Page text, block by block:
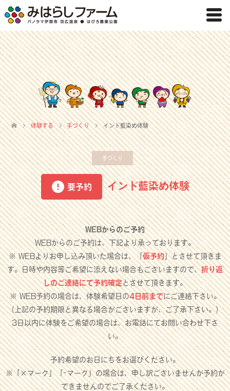
体験する 手づくり インド藍染め体験
手づくり
要予約 インド藍染め体験
WEBからのご予約
WEBからのご予約は、下記より承っております。
※ WEBよりお申し込み頂いた場合は、「仮予約」とさせて頂きま
す。日時や内容等ご希望に添えない場合もございますので、折り返
しのご連絡にて予約確定とさせて頂きます。
※ WEB予約の場合は、体験希望日の4日前までにご連絡下さい。
（上記の予約期限と異なる場合がございますが、ご了承下さい。）
3日以内に体験をご希望の場合は、お電話にてお問い合わせ下さ
い。
予約希望のお日にちをお選びください。
※「×マーク」「-マーク」の場合は、申し訳ございませんが予約が
できませんのでご了承ください。